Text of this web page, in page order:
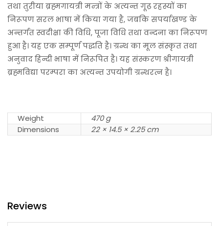
तथा तुरीया ब्रह्मगायत्री मन्त्रों के अत्यन्त गूढ़ रहस्यों का
निरूपण सरल भाषा में किया गया है, जबकि सपर्याखण्ड के
अन्तर्गत स्वदीक्षा की विधि, पूजा विधि तथा वन्दना का निरूपण
हुआ है। यह एक सम्पूर्ण पद्धति है। ग्रन्थ का मूल संस्कृत तथा
अनुवाद हिन्दी भाषा में निरूपित है। यह संस्करण श्रीगायत्री
ब्रह्मविद्या परम्परा का अत्यन्त उपयोगी ग्रन्थरत्न है।
Weight
470 g
Dimensions
22 × 14.5 × 2.25 cm
Reviews